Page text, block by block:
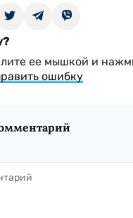
ее мышкой и
ошибку